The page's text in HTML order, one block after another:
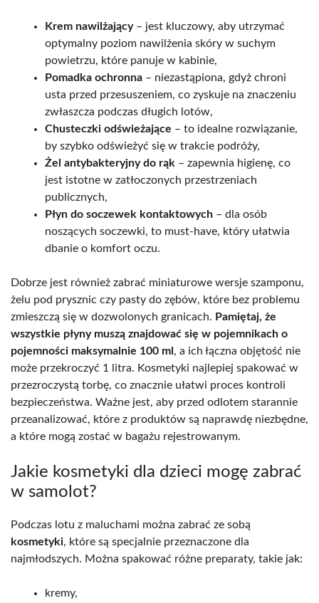
Krem nawilżający– jest kluczowy, aby utrzymać
optymalny poziom nawilżenia skóry w suchym
powietrzu, które panuje w kabinie,
Pomadka ochronna – niezastąpiona, gdyż chroni
usta przed przesuszeniem, co zyskuje na znaczeniu
zwłaszcza podczas długich lotów,
Chusteczki odświeżające – to idealne rozwiązanie,
by szybko odświeżyć się w trakcie podróży,
Żel antybakteryjny do rąk – zapewnia higienę, co
jest istotne w zatłoczonych przestrzeniach
publicznych,
Płyn do soczewek kontaktowych – dla osób
noszących soczewki, to must-have, który ułatwia
dbanie o komfort oczu.
Dobrze jest również zabrać miniaturowe wersje szamponu,
żelu pod prysznic czy pasty do zębów, które bez problemu
zmieszczą się w dozwolonych granicach. Pamiętaj, że
wszystkie płyny muszą znajdować się w pojemnikach o
pojemności maksymalnie 100 ml , a ich łączna objętość nie
może przekroczyć 1 litra. Kosmetyki najlepiej spakować w
przezroczystą torbę, co znacznie ułatwi proces kontroli
bezpieczeństwa. Ważne jest, aby przed odlotem starannie
przeanalizować, które z produktów są naprawdę niezbędne,
a które mogą zostać w bagażu rejestrowanym.
Jakie kosmetyki dla dzieci mogę zabrać
w samolot?
Podczas lotu z maluchami można zabrać ze sobą
kosmetyki, które są specjalnie przeznaczone dla
najmłodszych. Można spakować różne preparaty, takie jak:
kremy,